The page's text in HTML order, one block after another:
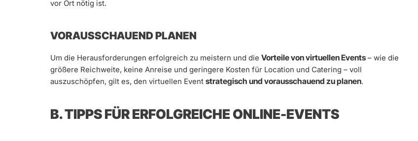
vor Ort nötig ist.
VORAUSSCHAUEND PLANEN
Um die Herausforderungen erfolgreich zu meistern und die Vorteile von virtuellen Events– wie die
größere Reichweite, keine Anreise und geringere Kosten für Location und Catering – voll
auszuschöpfen, gilt es, den virtuellen Event strategisch und vorausschauend zu planen.
B. TIPPS FÜR ERFOLGREICHE ONLINE-EVENTS